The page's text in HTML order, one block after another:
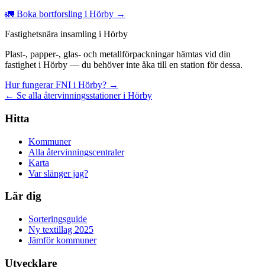
🚛 Boka bortforsling i Hörby →
Fastighetsnära insamling i Hörby
Plast-, papper-, glas- och metallförpackningar hämtas vid din
fastighet i Hörby — du behöver inte åka till en station för dessa.
Hur fungerar FNI i Hörby? →
← Se alla återvinningsstationer i Hörby
Hitta
Kommuner
Alla återvinningscentraler
Karta
Var slänger jag?
Lär dig
Sorteringsguide
Ny textillag 2025
Jämför kommuner
Utvecklare